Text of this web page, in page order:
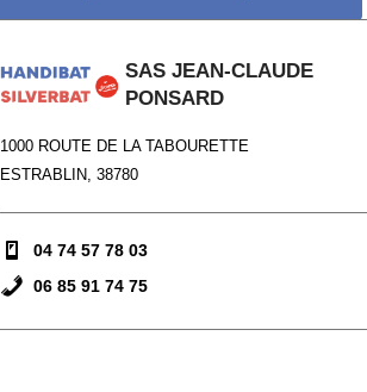
SAS JEAN-CLAUDE
PONSARD
1000 ROUTE DE LA TABOURETTE
ESTRABLIN, 38780
04 74 57 78 03
06 85 91 74 75